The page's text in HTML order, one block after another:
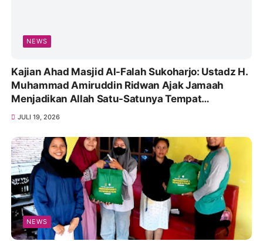
NEWS
Kajian Ahad Masjid Al-Falah Sukoharjo: Ustadz H.
Muhammad Amiruddin Ridwan Ajak Jamaah
Menjadikan Allah Satu-Satunya Tempat
Bergantung
JULI 19, 2026
NEWS